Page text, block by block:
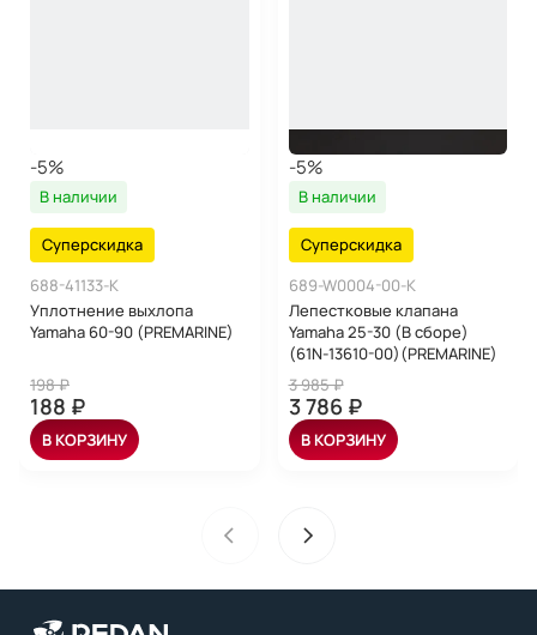
-5%
В наличии
Суперскидка
688-41133-K
Уплотнение выхлопа
Yamaha 60-90 (PREMARINE)
198 ₽
188 ₽
В КОРЗИНУ
-5%
В наличии
Суперскидка
689-W0004-00-K
Лепестковые клапана
Yamaha 25-30 (В сборе)
(61N-13610-00)(PREMARINE)
3 985 ₽
3 786 ₽
В КОРЗИНУ